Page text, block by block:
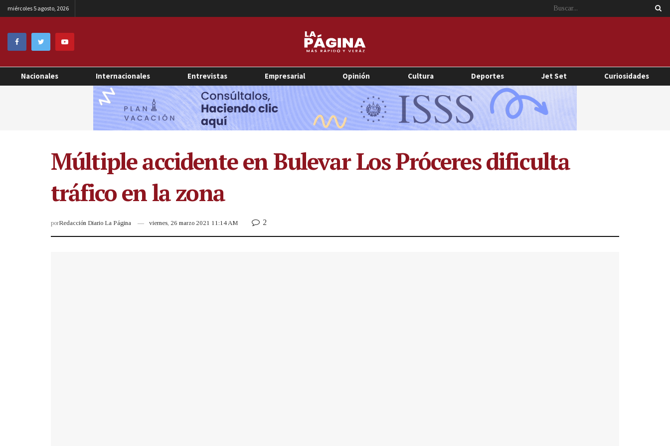
miércoles 5 agosto, 2026
Nacionales Internacionales Entrevistas Empresarial Opinión Cultura Deportes Jet Set Curiosidades
Múltiple accidente en Bulevar Los Próceres dificulta
tráfico en la zona
porRedacción Diario La Página viernes, 26 marzo 2021 11:14 AM 2